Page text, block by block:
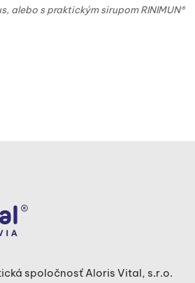
alebo s praktickým sirupom RINIMUN®
spoločnosť Aloris Vital, s.r.o.